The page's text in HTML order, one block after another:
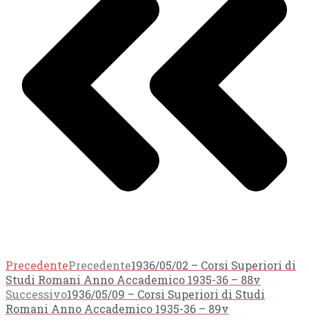
PrecedentePrecedente1936/05/02 – Corsi Superiori di
Studi Romani Anno Accademico 1935-36 – 88v
Successivo1936/05/09 – Corsi Superiori di Studi
Romani Anno Accademico 1935-36 – 89v